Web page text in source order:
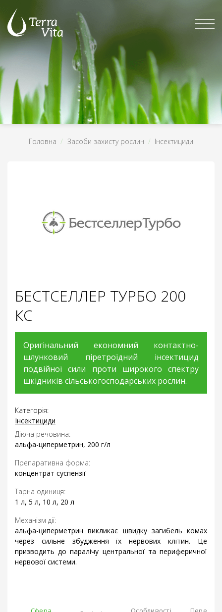
content
Головна / Засоби захисту рослин / Інсектициди
БЕСТСЕЛЛЕР ТУРБО 200
КC
Оригінальний економний контактно-
шлунковий піретроїдний інсектицид
подвійної сили проти широкого спектру
шкідників сільськогосподарських рослин.
Категорія:
Інсектициди
Діюча речовина:
альфа-циперметрин, 200 г/л
Препаративна форма:
концентрат суспензії
Тарна одиниця:
1 л, 5 л, 10 л, 20 л
Механізм дії:
альфа-циперметрин викликає швидку загибель комах
через сильне збудження їх нервових клітин. Це
призводить до паралічу центральної та периферичної
нервової системи.